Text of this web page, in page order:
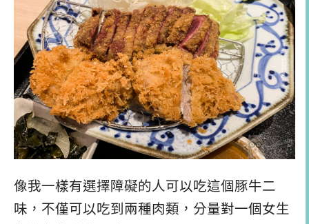
像我一樣有選擇障礙的人可以吃這個豚牛二
味，不僅可以吃到兩種肉類，分量對一個女生